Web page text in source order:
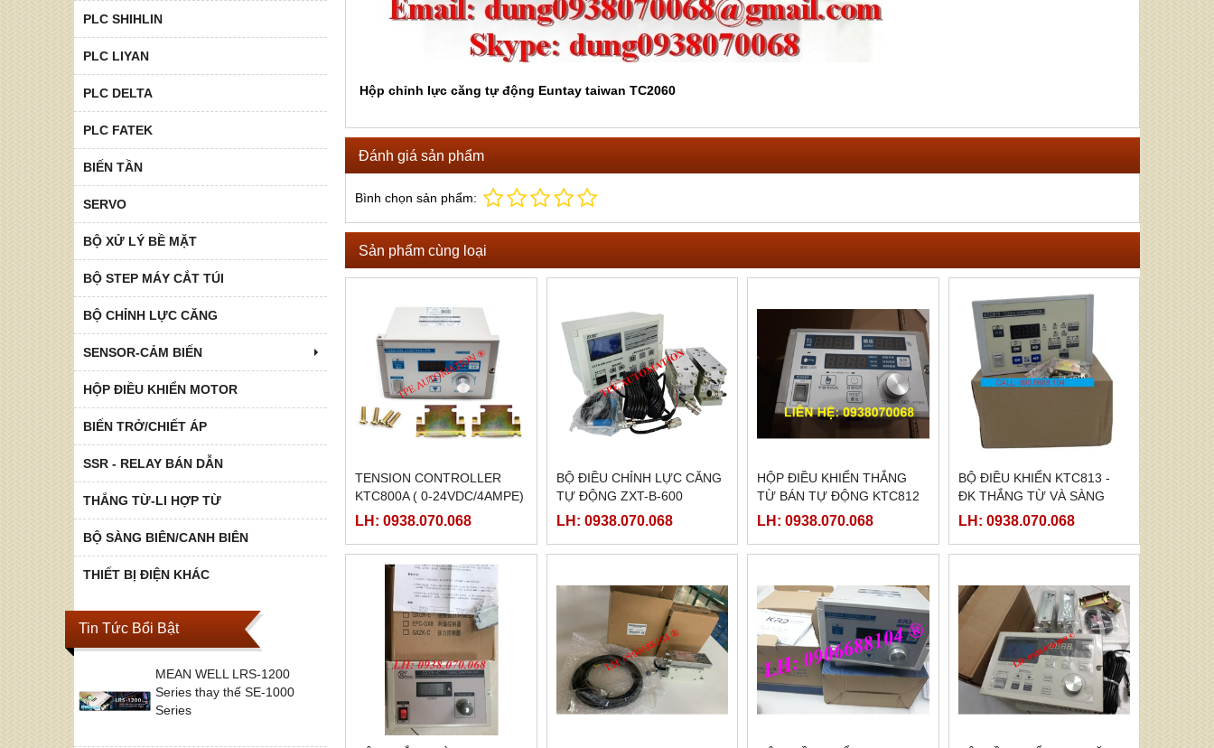
PLC SHIHLIN
PLC LIYAN
PLC DELTA
PLC FATEK
BIẾN TẦN
SERVO
BỘ XỬ LÝ BỀ MẶT
BỘ STEP MÁY CẮT TÚI
BỘ CHỈNH LỰC CĂNG
SENSOR-CẢM BIẾN
HỘP ĐIỀU KHIỂN MOTOR
BIẾN TRỞ/CHIẾT ÁP
SSR - RELAY BÁN DẪN
THẮNG TỪ-LI HỢP TỪ
BỘ SÀNG BIÊN/CANH BIÊN
THIẾT BỊ ĐIỆN KHÁC
Tin Tức Bổi Bật
MEAN WELL LRS-1200
Series thay thế SE-1000
Series
Hộp chỉnh lực căng tự động Euntay taiwan TC2060
Đánh giá sản phẩm
Bình chọn sản phẩm:
Sản phẩm cùng loại
TENSION CONTROLLER
KTC800A ( 0-24VDC/4AMPE)
LH: 0938.070.068
BỘ ĐIỀU CHỈNH LỰC CĂNG
TỰ ĐỘNG ZXT-B-600
LH: 0938.070.068
HỘP ĐIỀU KHIỂN THẮNG
TỪ BÁN TỰ ĐỘNG KTC812
LH: 0938.070.068
BỘ ĐIỀU KHIỂN KTC813 -
ĐK THẮNG TỪ VÀ SÀNG
BIÊN
LH: 0938.070.068